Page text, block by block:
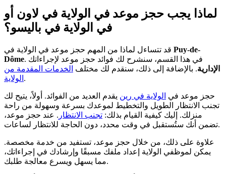
لماذا يجب حجز موعد في الولاية في لاون أو
في الولاية في باليسو؟
Puy-de-
Dôme . في هذا القسم، سنشرح لك فوائد حجز موعد لإجراءاتك
الإدارية. بالإضافة إلى ذلك، سنقدم لك مختلف الخدمات المقدمة من
الولاية .
حجز موعد في الولاية في رين يقدم العديد من الفوائد. أولاً، يتيح لك
تجنب الانتظار الطويل والتخطيط لموعدك بسرعة وسهولة من راحة
منزلك. إليك كيفية القيام بذلك: تجنب الانتظار . عند حجز موعد،
تضمن أنك ستُستقبل في وقت محدد، دون الحاجة للانتظار لساعات.
علاوة على ذلك، من خلال حجز موعد، تستفيد من خدمة مخصصة.
يمكن لموظفي الولاية إعداد ملفك مسبقًا وإرشادك في إجراءاتك،
مما يسهل ويسرع معالجة طلبك.